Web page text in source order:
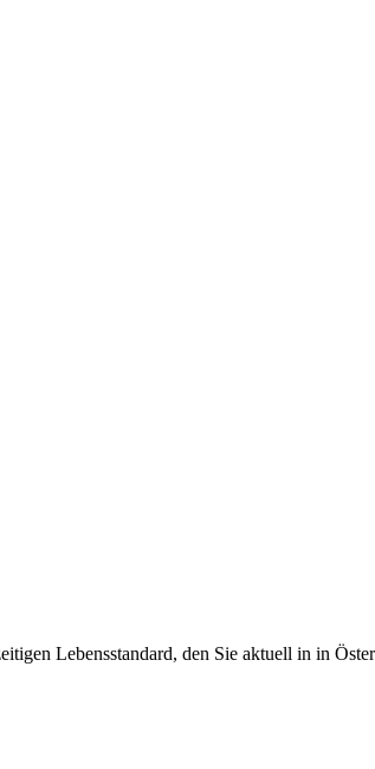
Lebensstandard, den Sie aktuell in in